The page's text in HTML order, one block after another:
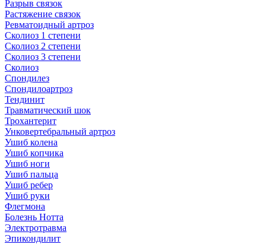
Разрыв связок
Растяжение связок
Ревматоидный артроз
Сколиоз 1 степени
Сколиоз 2 степени
Сколиоз 3 степени
Сколиоз
Спондилез
Спондилоартроз
Тендинит
Травматический шок
Трохантерит
Унковертебральный артроз
Ушиб колена
Ушиб копчика
Ушиб ноги
Ушиб пальца
Ушиб ребер
Ушиб руки
Флегмона
Болезнь Нотта
Электротравма
Эпикондилит